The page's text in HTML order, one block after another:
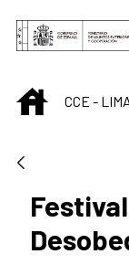
Saltar al
INICIO
CCE -